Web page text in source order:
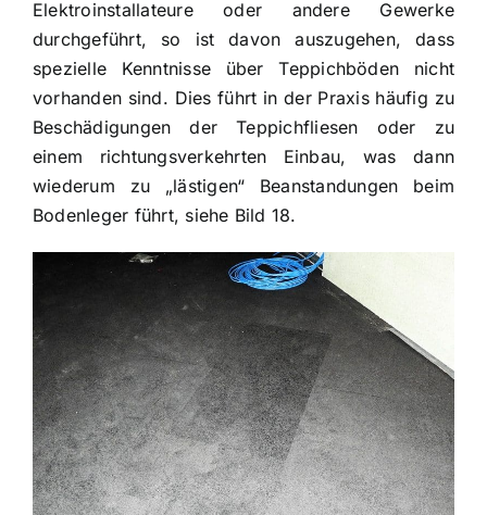
Elektroinstallateure oder andere Gewerke
durchgeführt, so ist davon auszugehen, dass
spezielle Kenntnisse über Teppichböden nicht
vorhanden sind. Dies führt in der Praxis häufig zu
Beschädigungen der Teppichfliesen oder zu
einem richtungsverkehrten Einbau, was dann
wiederum zu „lästigen“ Beanstandungen beim
Bodenleger führt, siehe Bild 18.